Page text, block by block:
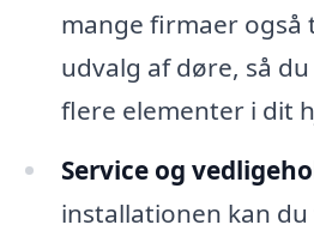
mange firmaer også
udvalg af døre, så
flere elementer i dit
Service og
installationen kan